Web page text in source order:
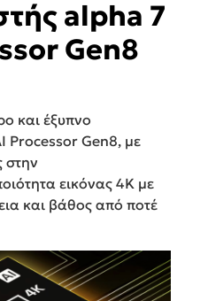
alpha 7
Gen8
και έξυπνο
Processor Gen8, με
στην
εικόνας 4K με
και βάθος από ποτέ